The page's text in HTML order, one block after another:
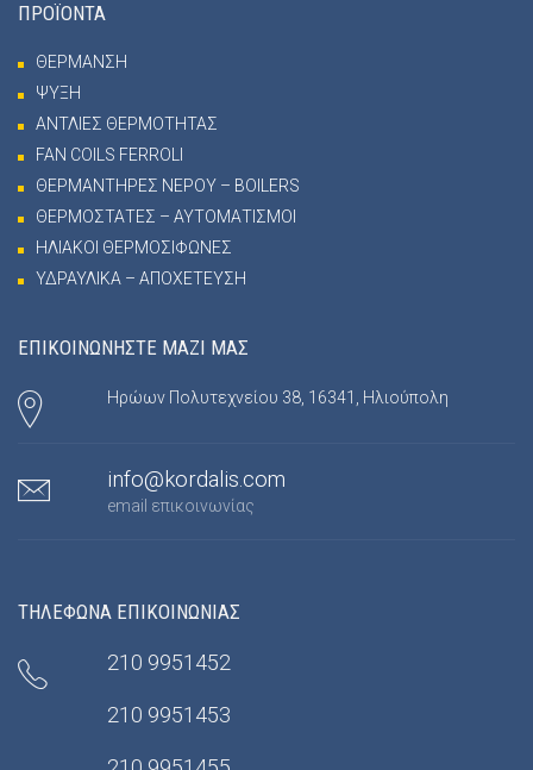
ΠΡΟΪΟΝΤΑ
ΘΕΡΜΑΝΣΗ
ΨΥΞΗ
ΑΝΤΛΙΕΣ ΘΕΡΜΟΤΗΤΑΣ
FAN COILS FERROLI
ΘΕΡΜΑΝΤΗΡΕΣ ΝΕΡΟΥ – BOILERS
ΘΕΡΜΟΣΤΑΤΕΣ – ΑΥΤΟΜΑΤΙΣΜΟΙ
ΗΛΙΑΚΟΙ ΘΕΡΜΟΣΙΦΩΝΕΣ
ΥΔΡΑΥΛΙΚΑ – ΑΠΟΧΕΤΕΥΣΗ
ΕΠΙΚΟΙΝΩΝΗΣΤΕ ΜΑΖΙ ΜΑΣ
Ηρώων Πολυτεχνείου 38, 16341, Ηλιούπολη
info@kordalis.com
email επικοινωνίας
ΤΗΛΕΦΩΝΑ ΕΠΙΚΟΙΝΩΝΙΑΣ
210 9951452
210 9951453